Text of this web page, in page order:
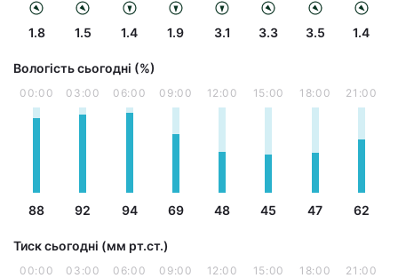
1.8 1.5 1.4 1.9 3.1 3.3 3.5 1.4
Вологість сьогодні (%)
00:00
88
03:00
92
06:00
94
09:00
69
12:00
48
15:00
45
18:00
47
21:00
62
Тиск сьогодні (мм рт.ст.)
00:00 03:00 06:00 09:00 12:00 15:00 18:00 21:00